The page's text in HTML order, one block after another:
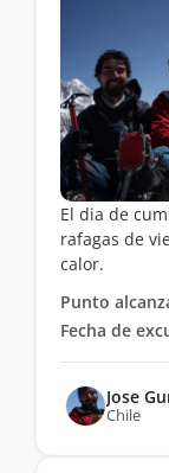
El dia de
rafagas de
calor.
Punto
Fecha de
Jose
Chile